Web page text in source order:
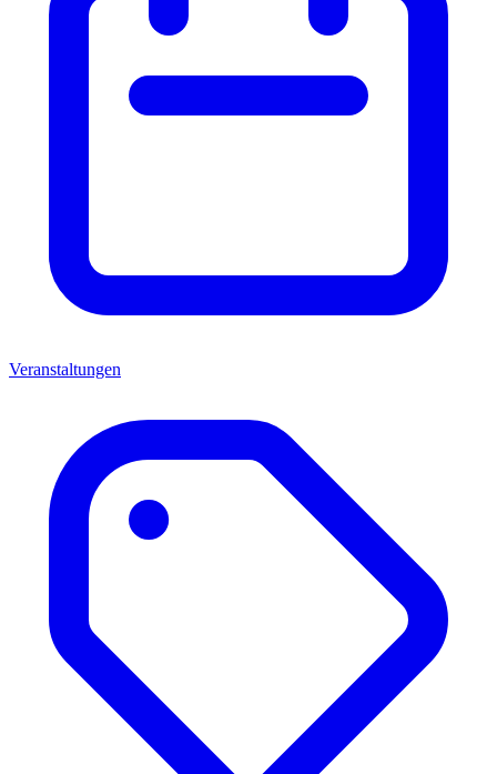
Veranstaltungen